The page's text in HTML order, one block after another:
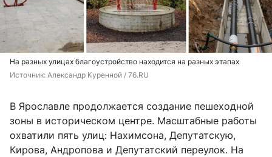
На разных улицах благоустройство находится на разных этапах
Источник: Александр Куренной / 76.RU
В Ярославле продолжается создание пешеходной
зоны в историческом центре. Масштабные работы
охватили пять улиц: Нахимсона, Депутатскую,
Кирова, Андропова и Депутатский переулок. На